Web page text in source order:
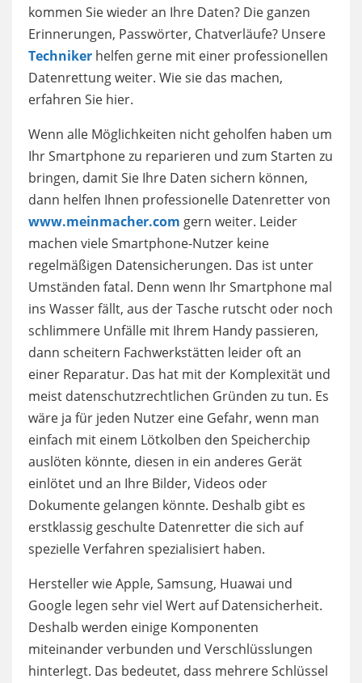
kommen Sie wieder an Ihre Daten? Die ganzen
Erinnerungen, Passwörter, Chatverläufe? Unsere
Techniker helfen gerne mit einer professionellen
Datenrettung weiter. Wie sie das machen,
erfahren Sie hier.
Wenn alle Möglichkeiten nicht geholfen haben um
Ihr Smartphone zu reparieren und zum Starten zu
bringen, damit Sie Ihre Daten sichern können,
dann helfen Ihnen professionelle Datenretter von
www.meinmacher.com gern weiter. Leider
machen viele Smartphone-Nutzer keine
regelmäßigen Datensicherungen. Das ist unter
Umständen fatal. Denn wenn Ihr Smartphone mal
ins Wasser fällt, aus der Tasche rutscht oder noch
schlimmere Unfälle mit Ihrem Handy passieren,
dann scheitern Fachwerkstätten leider oft an
einer Reparatur. Das hat mit der Komplexität und
meist datenschutzrechtlichen Gründen zu tun. Es
wäre ja für jeden Nutzer eine Gefahr, wenn man
einfach mit einem Lötkolben den Speicherchip
auslöten könnte, diesen in ein anderes Gerät
einlötet und an Ihre Bilder, Videos oder
Dokumente gelangen könnte. Deshalb gibt es
erstklassig geschulte Datenretter die sich auf
spezielle Verfahren spezialisiert haben.
Hersteller wie Apple, Samsung, Huawai und
Google legen sehr viel Wert auf Datensicherheit.
Deshalb werden einige Komponenten
miteinander verbunden und Verschlüsslungen
hinterlegt. Das bedeutet, dass mehrere Schlüssel